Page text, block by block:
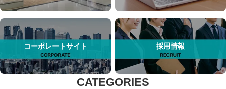
コーポレートサイト 採用情報